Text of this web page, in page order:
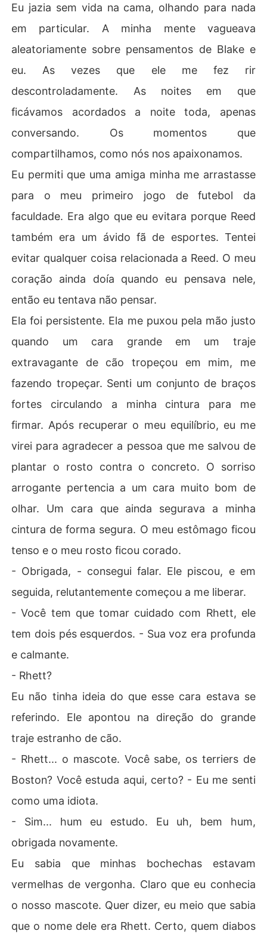
Eu jazia sem vida na cama, olhando para nada
em particular. A minha mente vagueava
aleatoriamente sobre pensamentos de Blake e
eu. As vezes que ele me fez rir
descontroladamente. As noites em que
ficávamos acordados a noite toda, apenas
conversando. Os momentos que
compartilhamos, como nós nos apaixonamos.
Eu permiti que uma amiga minha me arrastasse
para o meu primeiro jogo de futebol da
faculdade. Era algo que eu evitara porque Reed
também era um ávido fã de esportes. Tentei
evitar qualquer coisa relacionada a Reed. O meu
coração ainda doía quando eu pensava nele,
então eu tentava não pensar.
Ela foi persistente. Ela me puxou pela mão justo
quando um cara grande em um traje
extravagante de cão tropeçou em mim, me
fazendo tropeçar. Senti um conjunto de braços
fortes circulando a minha cintura para me
firmar. Após recuperar o meu equilíbrio, eu me
virei para agradecer a pessoa que me salvou de
plantar o rosto contra o concreto. O sorriso
arrogante pertencia a um cara muito bom de
olhar. Um cara que ainda segurava a minha
cintura de forma segura. O meu estômago ficou
tenso e o meu rosto ficou corado.
- Obrigada, - consegui falar. Ele piscou, e em
seguida, relutantemente começou a me liberar.
- Você tem que tomar cuidado com Rhett, ele
tem dois pés esquerdos. - Sua voz era profunda
e calmante.
- Rhett?
Eu não tinha ideia do que esse cara estava se
referindo. Ele apontou na direção do grande
traje estranho de cão.
- Rhett... o mascote. Você sabe, os terriers de
Boston? Você estuda aqui, certo? - Eu me senti
como uma idiota.
- Sim... hum eu estudo. Eu uh, bem hum,
obrigada novamente.
Eu sabia que minhas bochechas estavam
vermelhas de vergonha. Claro que eu conhecia
o nosso mascote. Quer dizer, eu meio que sabia
que o nome dele era Rhett. Certo, quem diabos